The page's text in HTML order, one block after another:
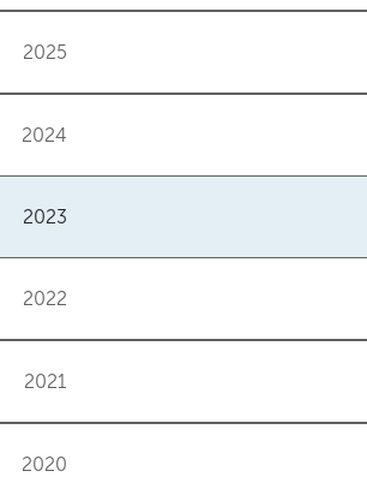
2025
2024
2023
2022
2021
2020